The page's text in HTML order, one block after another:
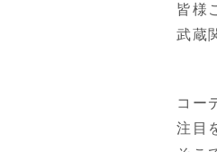
皆様
武蔵
コー
注目